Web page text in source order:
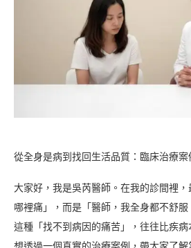
從全身是病到找回生活品質：臨床治療案
大家好，我是吳芮醫師。在我的診間裡
哪裡痛」，而是「醫師，我全身都不舒服
這種「找不到病因的痛苦」，往往比疾